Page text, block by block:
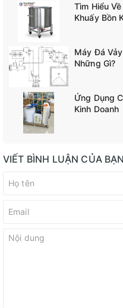
Tìm Hiểu
Khuấy Bồn
Máy Đá
Những Gì?
Ứng Dụng
Kinh Doanh
VIẾT BÌNH LUẬN CỦA